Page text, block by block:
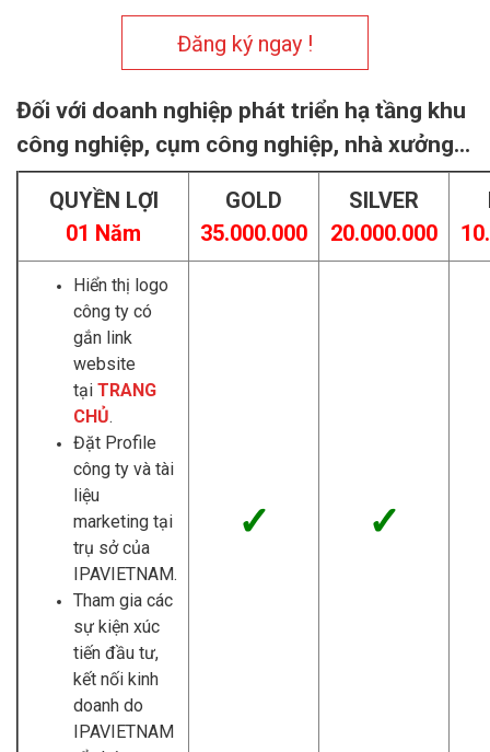
Đăng ký ngay !
Đối với doanh nghiệp phát triển hạ tầng khu
công nghiệp, cụm công nghiệp, nhà xưởng...
QUYỀN LỢI
01 Năm
GOLD
35.000.000
SILVER
20.000.000
Hiển thị logo
công ty có
gắn link
website
tại TRANG
CHỦ.
Đặt Profile
công ty và tài
liệu
marketing tại
trụ sở của
IPAVIETNAM.
Tham gia các
sự kiện xúc
tiến đầu tư,
kết nối kinh
doanh do
IPAVIETNAM
✓ ✓